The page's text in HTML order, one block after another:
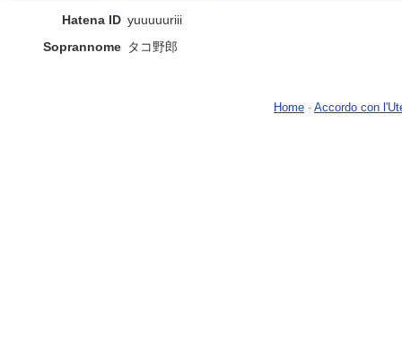
Hatena ID yuuuuuriii
Soprannome タコ野郎
Home - Accordo con